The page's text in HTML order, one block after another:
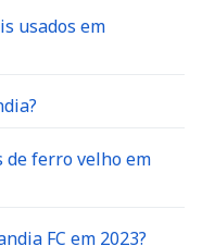
usados em
ferro velho em
FC em 2023?